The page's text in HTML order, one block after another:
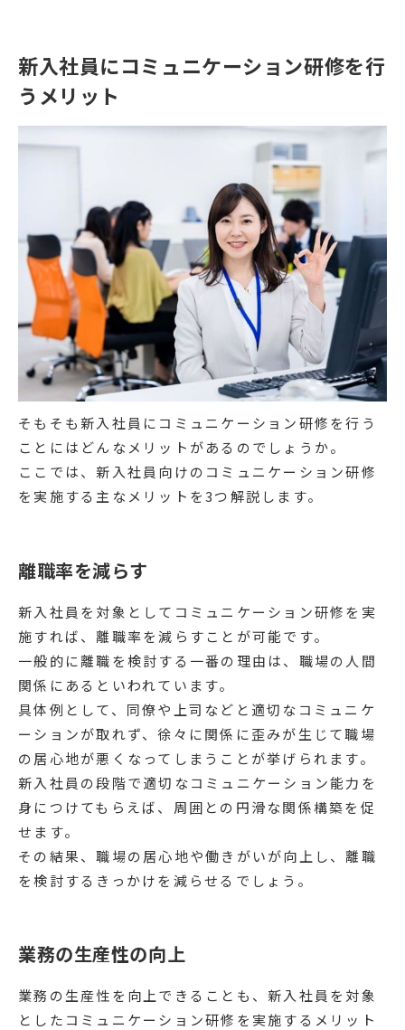
新入社員にコミュニケーション研修を行
うメリット
そもそも新入社員にコミュニケーション研修を行う
ことにはどんなメリットがあるのでしょうか。
ここでは、新入社員向けのコミュニケーション研修
を実施する主なメリットを3つ解説します。
離職率を減らす
新入社員を対象としてコミュニケーション研修を実
施すれば、離職率を減らすことが可能です。
一般的に離職を検討する一番の理由は、職場の人間
関係にあるといわれています。
具体例として、同僚や上司などと適切なコミュニケ
ーションが取れず、徐々に関係に歪みが生じて職場
の居心地が悪くなってしまうことが挙げられます。
新入社員の段階で適切なコミュニケーション能力を
身につけてもらえば、周囲との円滑な関係構築を促
せます。
その結果、職場の居心地や働きがいが向上し、離職
を検討するきっかけを減らせるでしょう。
業務の生産性の向上
業務の生産性を向上できることも、新入社員を対象
としたコミュニケーション研修を実施するメリット